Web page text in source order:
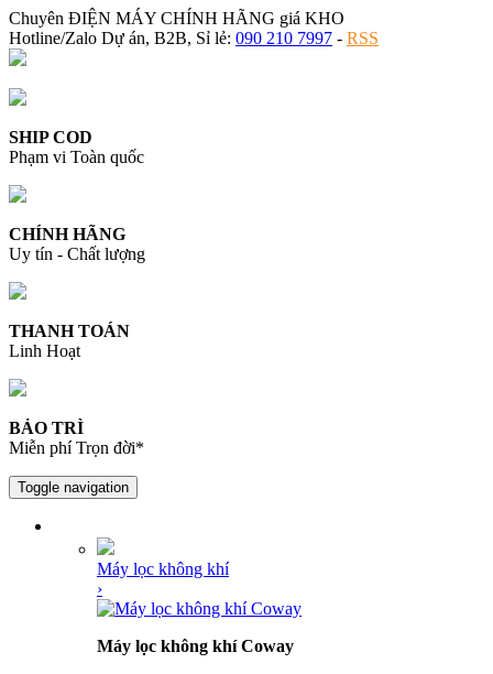
Chuyên ĐIỆN MÁY CHÍNH HÃNG giá KHO
Hotline/Zalo Dự án, B2B, Sỉ lẻ: 090 210 7997 - RSS
SHIP COD
Phạm vi Toàn quốc
CHÍNH HÃNG
Uy tín - Chất lượng
THANH TOÁN
Linh Hoạt
BẢO TRÌ
Miễn phí Trọn đời*
Toggle navigation
Máy lọc không khí
›
Máy lọc không khí Coway